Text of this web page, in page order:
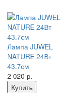
Лампа JUWEL
NATURE 24Вт
43.7см
2 020 р.
Купить